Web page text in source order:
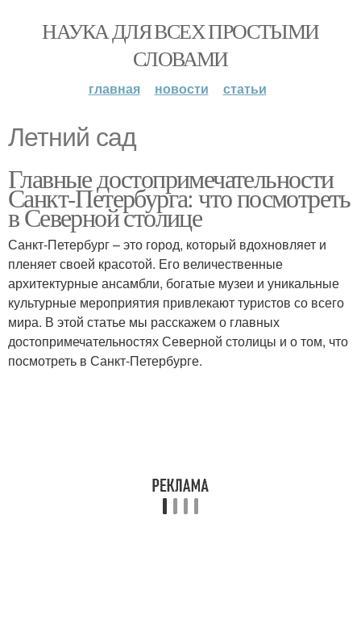
НАУКА ДЛЯ ВСЕХ ПРОСТЫМИ
СЛОВАМИ
главная новости статьи
Летний сад
Главные достопримечательности
Санкт-Петербурга: что посмотреть
в Северной столице
Санкт-Петербург – это город, который вдохновляет и
пленяет своей красотой. Его величественные
архитектурные ансамбли, богатые музеи и уникальные
культурные мероприятия привлекают туристов со всего
мира. В этой статье мы расскажем о главных
достопримечательностях Северной столицы и о том, что
посмотреть в Санкт-Петербурге.